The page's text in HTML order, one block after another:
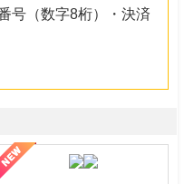
号（数字8桁）・決済